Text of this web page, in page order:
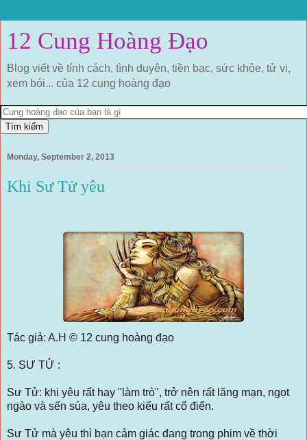
12 Cung Hoàng Đạo
Blog viết về tính cách, tình duyên, tiền bạc, sức khỏe, tử vi,
xem bói... của 12 cung hoàng đạo
Monday, September 2, 2013
Khi Sư Tử yêu
Tác giả: A.H © 12 cung hoàng đạo
5. SƯ TỬ :
Sư Tử: khi yêu rất hay "làm trò", trở nên rất lãng mạn, ngọt
ngào và sến súa, yêu theo kiểu rất cổ điển.
Sư Tử mà yêu thì bạn cảm giác đang trong phim về thời